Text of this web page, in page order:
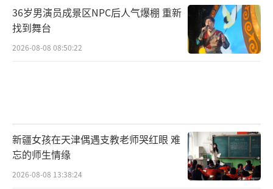
36岁男演员成景区NPC后人气爆棚 重新
找到舞台
2026-08-08 08:50:22
新疆女孩在天津偶遇支教老师哭红眼 难
忘的师生情缘
2026-08-08 13:38:24